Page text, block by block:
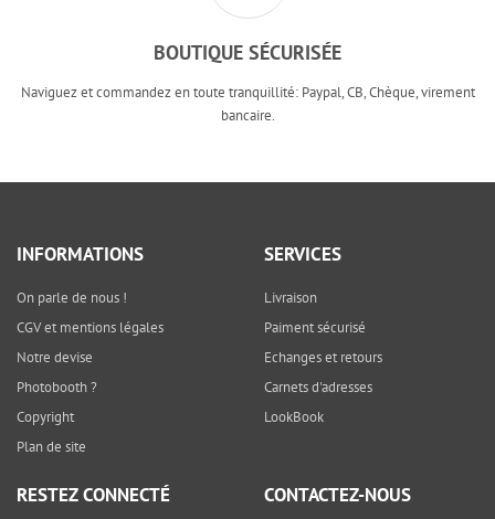
BOUTIQUE SÉCURISÉE
Naviguez et commandez en toute tranquillité: Paypal, CB, Chèque, virement
bancaire.
INFORMATIONS
On parle de nous !
CGV et mentions légales
Notre devise
Photobooth ?
Copyright
Plan de site
SERVICES
Livraison
Paiment sécurisé
Echanges et retours
Carnets d'adresses
LookBook
RESTEZ CONNECTÉ CONTACTEZ-NOUS